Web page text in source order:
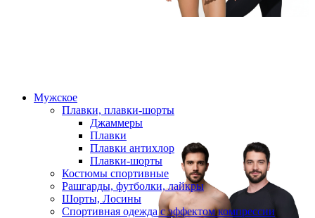
Мужское
Плавки, плавки-шорты
Джаммеры
Плавки
Плавки антихлор
Плавки-шорты
Костюмы спортивные
Рашгарды, футболки, лайкры
Шорты, Лосины
Спортивная одежда с эффектом компрессии